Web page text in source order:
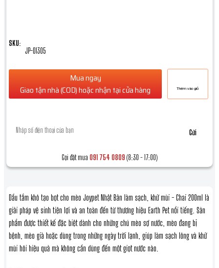
Gọi đặt mua 091 754 0809 (8:30 - 17:00)
Mua ngay
Giao tận nhà (COD) hoặc nhận tại cửa hàng
SKU:
Gửi
Thêm vào giỏ
JP-01305
Dầu tắm khô tạo bọt cho mèo Joypet Nhật Bản làm sạch, khử mùi - Chai 200ml là
giải pháp vệ sinh tiện lợi và an toàn đến từ thương hiệu Earth Pet nổi tiếng. Sản
phẩm được thiết kế đặc biệt dành cho những chú mèo sợ nước, mèo đang bị
bệnh, mèo già hoặc dùng trong những ngày trời lạnh, giúp làm sạch lông và khử
mùi hôi hiệu quả mà không cần dùng đến một giọt nước nào.